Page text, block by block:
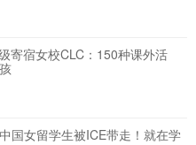
寄宿女校CLC：150种课外活
国女留学生被ICE带走！就在学